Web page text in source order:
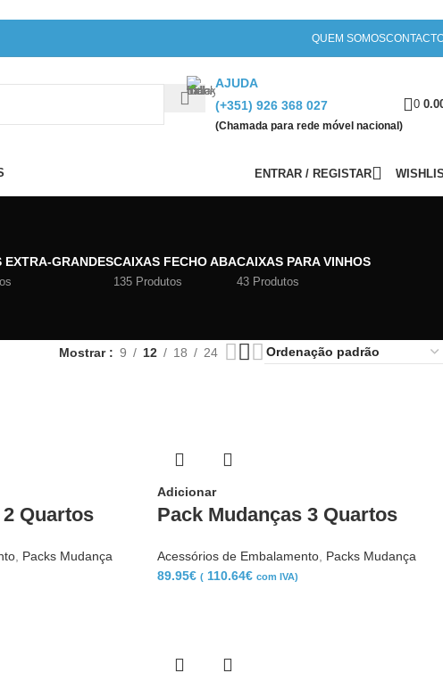
QUEM SOMOS
AJUDA
(+351) 926 368 027
(Chamada para rede móvel nacional)
0
ENTRAR / REGISTAR
EXTRA-GRANDESCAIXAS FECHO ABA
135 Produtos
CAIXAS PARA VINHOS
43 Produtos
Mostrar 9 12 18 24
Quartos
, Packs Mudança
Adicionar
Pack Mudanças 3 Quartos
Acessórios de Embalamento, Packs Mudança
89.95€ ( 110.64€ com IVA)